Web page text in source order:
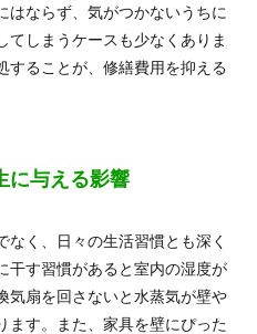
はならず、気がつかないうちに
てしまうケースも少なくありま
することが、修繕費用を抑える
に与える影響
く、日々の生活習慣とも深く
干す習慣があると室内の湿度が
気扇を回さないと水蒸気が壁や
ます。また、家具を壁にぴった